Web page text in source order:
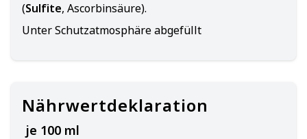
(Sulfite, Ascorbinsäure).
Unter Schutzatmosphäre abgefüllt
Nährwertdeklaration
je 100 ml